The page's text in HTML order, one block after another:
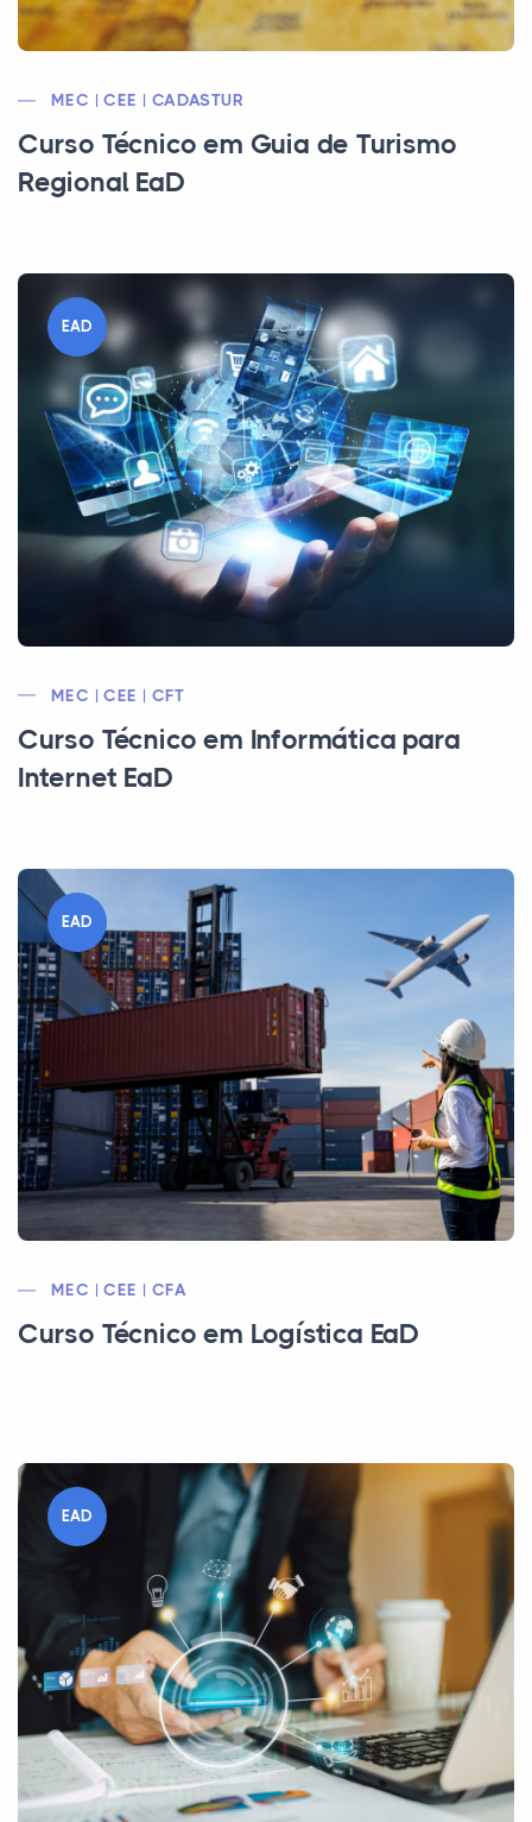
MEC | CEE | CADASTUR
Curso Técnico em Guia de Turismo
Regional EaD
EAD
MEC | CEE | CFT
Curso Técnico em Informática para
Internet EaD
EAD
MEC | CEE | CFA
Curso Técnico em Logística EaD
EAD